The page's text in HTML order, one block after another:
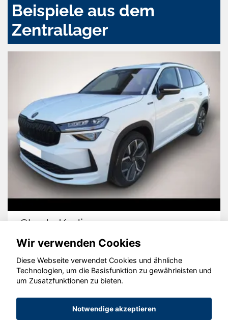
Beispiele aus dem
Zentrallager
Peugeot 5008
© konjunkturmotor.de GmbH 2020 - 2026
Wir verwenden Cookies
Diese Webseite verwendet Cookies und ähnliche
Technologien, um die Basisfunktion zu gewährleisten und
um Zusatzfunktionen zu bieten.
Notwendige akzeptieren